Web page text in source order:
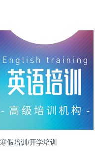
寒假培训/开学培训